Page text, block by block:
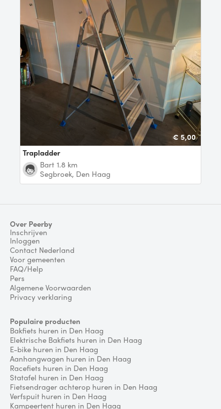
€ 5,00
Trapladder
Bart 1.8 km
Segbroek, Den Haag
Over Peerby
Inschrijven
Inloggen
Contact Nederland
Voor gemeenten
FAQ/Help
Pers
Algemene Voorwaarden
Privacy verklaring
Populaire producten
Bakfiets huren in Den Haag
Elektrische Bakfiets huren in Den Haag
E-bike huren in Den Haag
Aanhangwagen huren in Den Haag
Racefiets huren in Den Haag
Statafel huren in Den Haag
Fietsendrager achterop huren in Den Haag
Verfspuit huren in Den Haag
Kampeertent huren in Den Haag